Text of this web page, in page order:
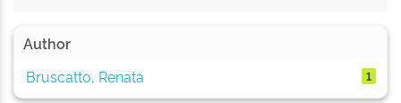
Author
Bruscatto, Renata
1